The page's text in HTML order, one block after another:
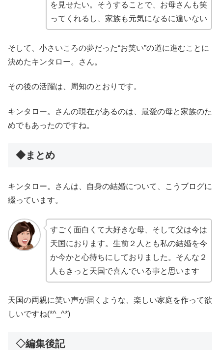
を見せたい。そうすることで、お母さんも笑
ってくれるし、家族も元気になるに違いない
そして、小さいころの夢だった“お笑い”の道に進むことに
決めたキンタロー。さん。
その後の活躍は、周知のとおりです。
キンタロー。さんの現在があるのは、最愛の母と家族のた
めでもあったのですね。
◆まとめ
キンタロー。さんは、自身の結婚について、こうブログに
綴っています。
すごく面白くて大好きな母、そして父は今は
天国におります。生前２人とも私の結婚を今
か今かと心待ちにしておりました。そんな２
人もきっと天国で喜んでいる事と思います
天国の両親に笑い声が届くような、楽しい家庭を作って欲
しいですね(*^_^*)
◇編集後記